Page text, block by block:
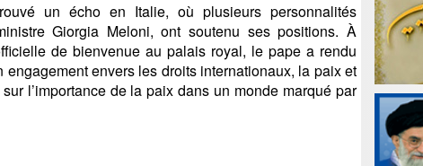
un écho en Italie, où plusieurs personnalités
Giorgia Meloni, ont soutenu ses positions. À
de bienvenue au palais royal, le pape a rendu
engagement envers les droits internationaux, la paix et
l’importance de la paix dans un monde marqué par